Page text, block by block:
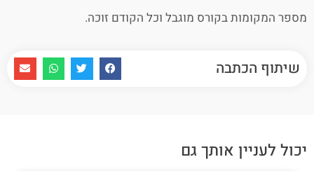
מספר המקומות בקורס מוגבל וכל הקודם זוכה.
שיתוף הכתבה
יכול לעניין אותך גם